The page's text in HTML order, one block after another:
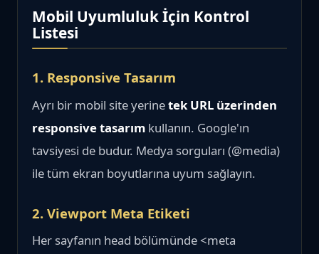
Mobil Uyumluluk İçin Kontrol
Listesi
1. Responsive Tasarım
Ayrı bir mobil site yerinetek URL üzerinden
responsive tasarım kullanın. Google'ın
tavsiyesi de budur. Medya sorguları (@media)
ile tüm ekran boyutlarına uyum sağlayın.
2. Viewport Meta Etiketi
Her sayfanın head bölümünde <meta